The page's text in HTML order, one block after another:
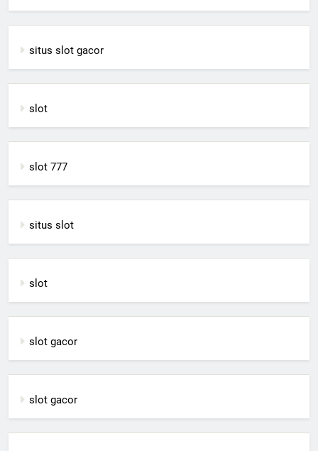
situs slot gacor
slot
slot 777
situs slot
slot
slot gacor
slot gacor